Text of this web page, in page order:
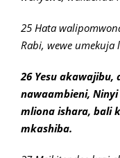
25 Hata
Rabi, wewe umekuja
26 Yesu akawajibu,
nawaambieni,
mliona ishara, bali
mkashiba.